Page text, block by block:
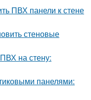
ПВХ панели к стене
стеновые
на стену:
панелями: